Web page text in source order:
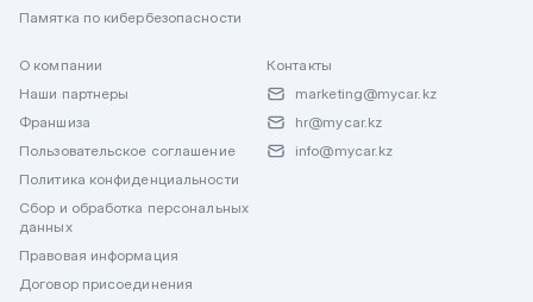
Памятка по кибербезопасности
О компании
Наши партнеры
Франшиза
Пользовательское соглашение
Политика конфиденциальности
Сбор и обработка персональных
данных
Правовая информация
Договор присоединения
Контакты
marketing@mycar.kz
hr@mycar.kz
info@mycar.kz